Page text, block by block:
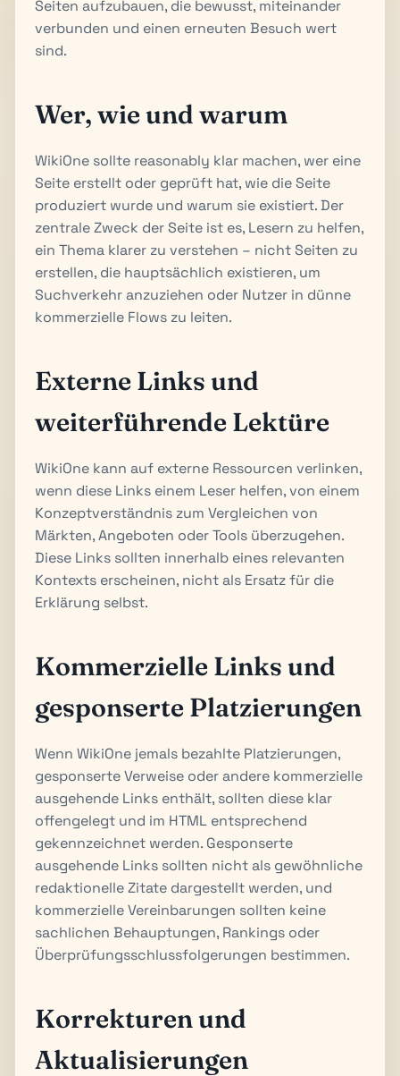
Seiten aufzubauen, die bewusst, miteinander
verbunden und einen erneuten Besuch wert
sind.
Wer, wie und warum
WikiOne sollte reasonably klar machen, wer eine
Seite erstellt oder geprüft hat, wie die Seite
produziert wurde und warum sie existiert. Der
zentrale Zweck der Seite ist es, Lesern zu helfen,
ein Thema klarer zu verstehen – nicht Seiten zu
erstellen, die hauptsächlich existieren, um
Suchverkehr anzuziehen oder Nutzer in dünne
kommerzielle Flows zu leiten.
Externe Links und
weiterführende Lektüre
WikiOne kann auf externe Ressourcen verlinken,
wenn diese Links einem Leser helfen, von einem
Konzeptverständnis zum Vergleichen von
Märkten, Angeboten oder Tools überzugehen.
Diese Links sollten innerhalb eines relevanten
Kontexts erscheinen, nicht als Ersatz für die
Erklärung selbst.
Kommerzielle Links und
gesponserte Platzierungen
Wenn WikiOne jemals bezahlte Platzierungen,
gesponserte Verweise oder andere kommerzielle
ausgehende Links enthält, sollten diese klar
offengelegt und im HTML entsprechend
gekennzeichnet werden. Gesponserte
ausgehende Links sollten nicht als gewöhnliche
redaktionelle Zitate dargestellt werden, und
kommerzielle Vereinbarungen sollten keine
sachlichen Behauptungen, Rankings oder
Überprüfungsschlussfolgerungen bestimmen.
Korrekturen und
Aktualisierungen